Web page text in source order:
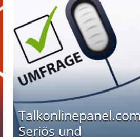
Seriös und